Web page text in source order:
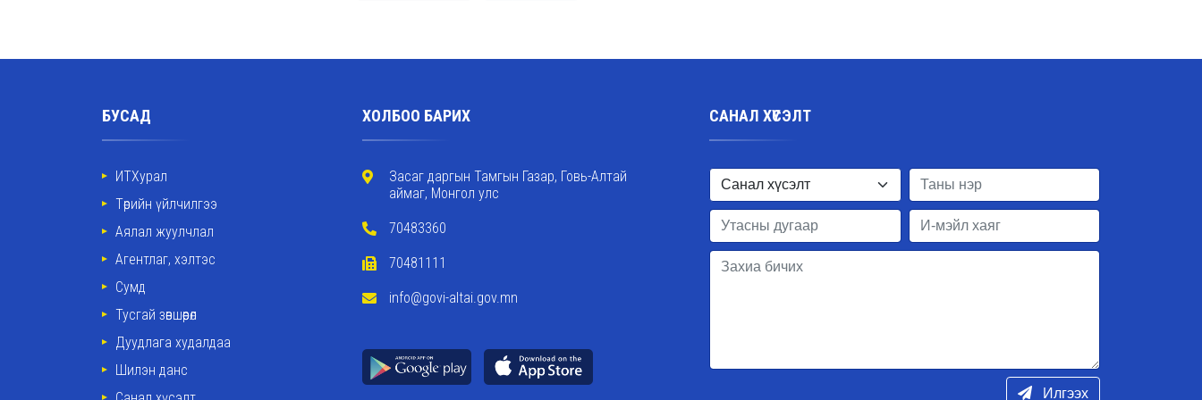
БУСАД
ИТХурал
Төрийн үйлчилгээ
Аялал жуулчлал
Агентлаг, хэлтэс
Сумд
Тусгай зөвшөөрөл
Дуудлага худалдаа
Шилэн данс
ХОЛБОО БАРИХ
Засаг даргын Тамгын Газар, Говь-Алтай
аймаг, Монгол улс
70483360
70481111
info@govi-altai.gov.mn
САНАЛ ХҮСЭЛТ
Илгээх